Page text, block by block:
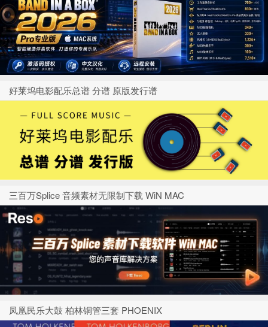
好莱坞电影配乐总谱 分谱 原版发行谱
三百万Splice 音频素材无限制下载 WiN MAC
凤凰民乐大鼓 柏林铜管三套 PHOENIX